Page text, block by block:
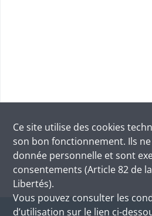
Ce site utilise des cookies
son bon fonctionnement. Ils
donnée personnelle et sont
consentements (Article 82 de
Libertés).
Vous pouvez consulter les
d’utilisation sur le lien ci-